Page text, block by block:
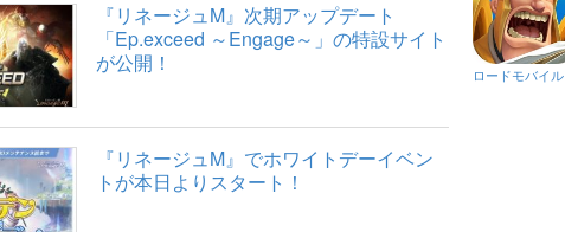
『リネージュM』次期アップデート
「Ep.exceed ～Engage～」の特設サイト
が公開！
『リネージュM』でホワイトデーイベン
トが本日よりスタート！
ロードモバイル